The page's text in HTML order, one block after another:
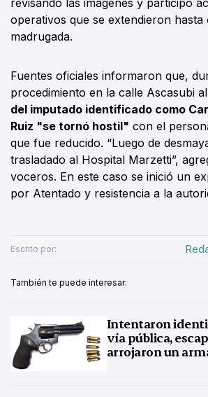
operativos que se extendieron hasta
madrugada.
Fuentes oficiales informaron que,
procedimiento en la calle Ascasubi
del imputado identificado como
Ruiz "se tornó hostil" con el
que fue reducido. “Luego de
trasladado al Hospital Marzetti”,
voceros. En este caso se inició un
por Atentado y resistencia a la
Escrito por:
También te puede interesar:
Intentaron
vía pública,
arrojaron un